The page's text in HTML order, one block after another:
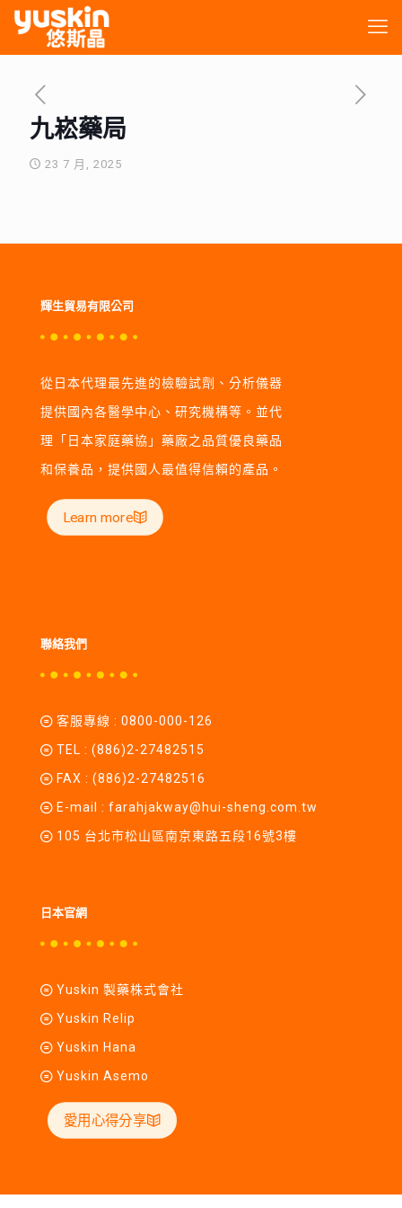
九崧藥局
23 7 月, 2025
輝生貿易有限公司
從日本代理最先進的檢驗試劑、分析儀器
提供國內各醫學中心、研究機構等。並代
理「日本家庭藥協」藥廠之品質優良藥品
和保養品，提供國人最值得信賴的產品。
Learn more
聯絡我們
客服專線 : 0800-000-126
TEL : (886)2-27482515
FAX : (886)2-27482516
E-mail : farahjakway@hui-sheng.com.tw
105 台北市松山區南京東路五段16號3樓
日本官網
Yuskin 製藥株式會社
Yuskin Relip
Yuskin Hana
Yuskin Asemo
愛用心得分享